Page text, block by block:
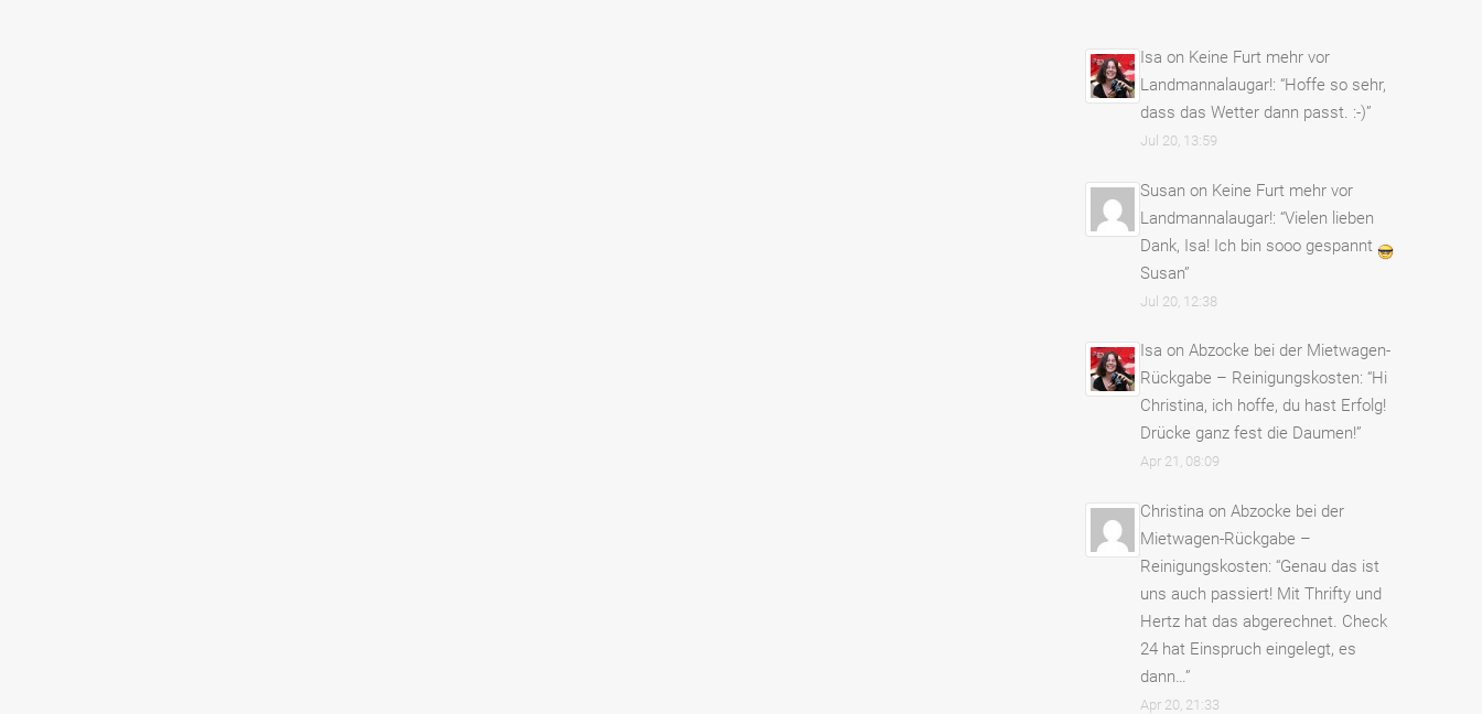
Isa on Keine Furt mehr vor
Landmannalaugar!: “Hoffe so sehr,
dass das Wetter dann passt. :-)”
Jul 20, 13:59
Susan on Keine Furt mehr vor
Landmannalaugar!: “Vielen lieben
Dank, Isa! Ich bin sooo gespannt
Susan”
Jul 20, 12:38
Isa on Abzocke bei der Mietwagen-
Rückgabe – Reinigungskosten: “Hi
Christina, ich hoffe, du hast Erfolg!
Drücke ganz fest die Daumen!”
Apr 21, 08:09
Christina on Abzocke bei der
Mietwagen-Rückgabe –
Reinigungskosten: “Genau das ist
uns auch passiert! Mit Thrifty und
Hertz hat das abgerechnet. Check
24 hat Einspruch eingelegt, es
dann…”
Apr 20, 21:33